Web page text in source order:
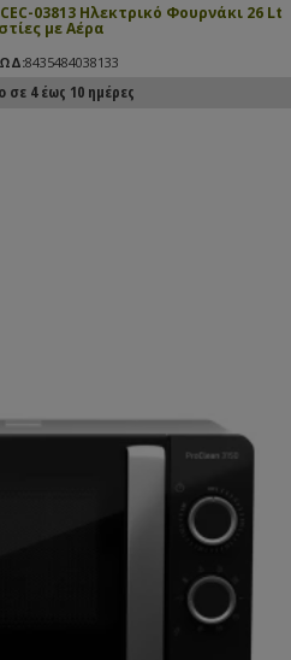
03813 Ηλεκτρικό Φουρνάκι 26 Lt
με Αέρα
8435484038133
σε 4 έως 10 ημέρες